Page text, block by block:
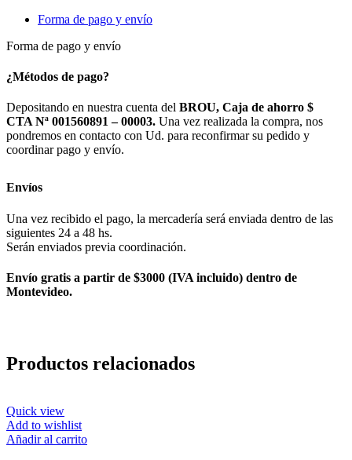
Forma de pago y envío
Forma de pago y envío
¿Métodos de pago?
Depositando en nuestra cuenta del BROU, Caja de ahorro $
CTA Nª 001560891 – 00003. Una vez realizada la compra, nos
pondremos en contacto con Ud. para reconfirmar su pedido y
coordinar pago y envío.
Envíos
Una vez recibido el pago, la mercadería será enviada dentro de las
siguientes 24 a 48 hs.
Serán enviados previa coordinación.
Envío gratis a partir de $3000 (IVA incluido) dentro de
Montevideo.
Productos relacionados
Quick view
Add to wishlist
Añadir al carrito